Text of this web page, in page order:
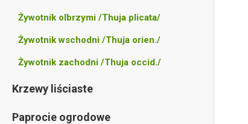
Żywotnik olbrzymi /Thuja plicata/
Żywotnik wschodni /Thuja orien./
Żywotnik zachodni /Thuja occid./
Krzewy liściaste
Paprocie ogrodowe